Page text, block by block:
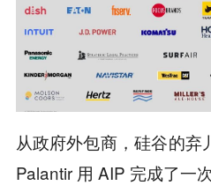
从政府外包商，硅谷的弃
Palantir 用 AIP 完成了一